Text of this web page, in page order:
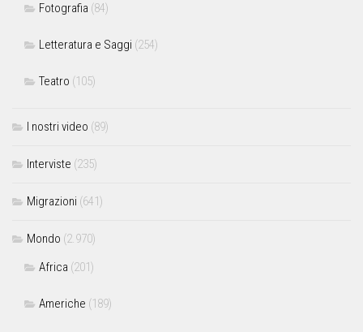
Fotografia (84)
Letteratura e Saggi (254)
Teatro (105)
I nostri video (89)
Interviste (235)
Migrazioni (641)
Mondo (2.970)
Africa (201)
Americhe (189)